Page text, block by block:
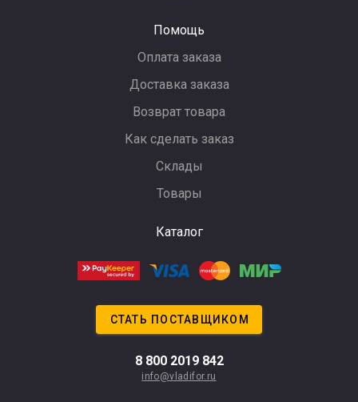
Помощь
Оплата заказа
Доставка заказа
Возврат товара
Как сделать заказ
Склады
Товары
Каталог
СТАТЬ ПОСТАВЩИКОМ
8 800 2019 842
info@vladifor.ru